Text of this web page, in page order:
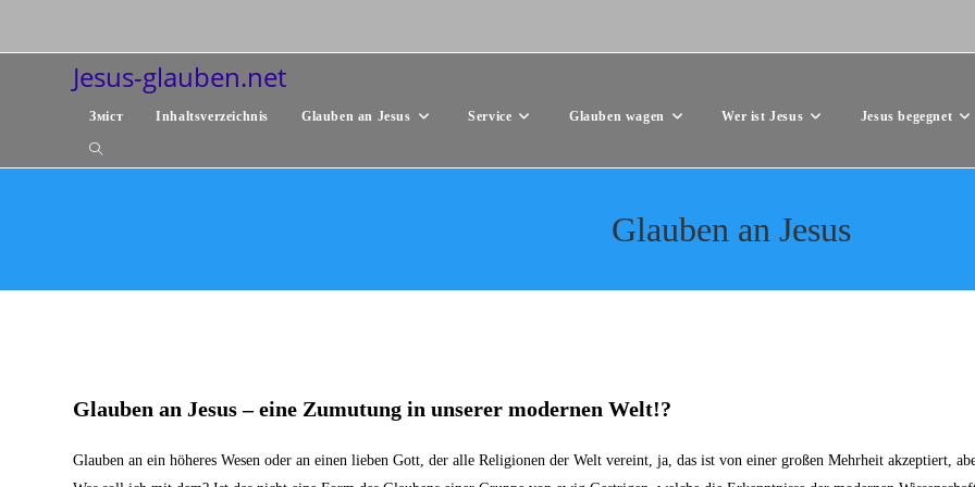
Jesus-glauben.net
Зміст Inhaltsverzeichnis Glauben an Jesus Service Glauben wagen Wer ist Jesus Jesus begegnet
Website-
Glauben an Jesus
Glauben an Jesus–eine Zumutung in unserer modernen Welt!?
Glauben an ein höheres Wesen oder an einen lieben Gott, der alle Religionen der Welt vereint, ja, das ist von einer großen Mehrheit akzeptiert,